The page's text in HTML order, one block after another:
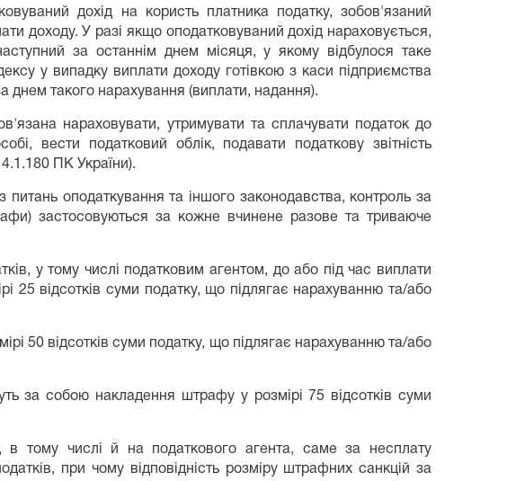
дохід на користь платника податку, зобов'язаний
доходу. У разі якщо оподатковуваний дохід нараховується,
за останнім днем місяця, у якому відбулося таке
у випадку виплати доходу готівкою з каси підприємства
днем такого нарахування (виплати, надання).
нараховувати, утримувати та сплачувати податок до
вести податковий облік, подавати податкову звітність
ПК України).
оподаткування та іншого законодавства, контроль за
застосовуються за кожне вчинене разове та триваюче
у тому числі податковим агентом, до або під час виплати
25 відсотків суми податку, що підлягає нарахуванню та/або
50 відсотків суми податку, що підлягає нарахуванню та/або
за собою накладення штрафу у розмірі 75 відсотків суми
в тому числі й на податкового агента, саме за несплату
при чому відповідність розміру штрафних санкцій за